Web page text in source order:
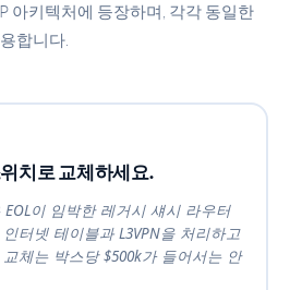
아키텍처에 등장하며, 각각 동일한
합니다.
치로 교체하세요.
이 임박한 레거시 섀시 라우터
터넷 테이블과 L3VPN을 처리하고
체는 박스당 $500k가 들어서는 안